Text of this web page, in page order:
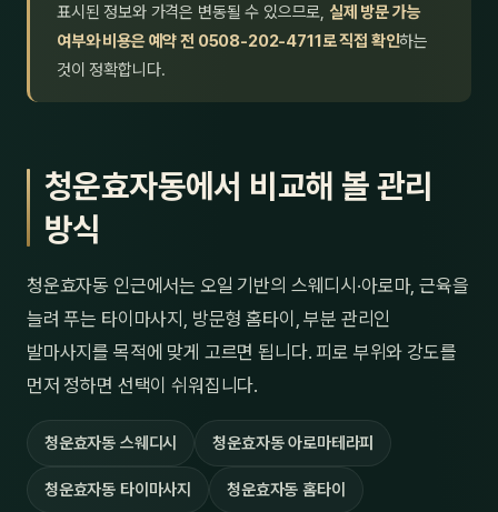
표시된 정보와 가격은 변동될 수 있으므로, 실제 방문 가능
여부와 비용은 예약 전 0508-202-4711로 직접 확인하는
것이 정확합니다.
청운효자동에서 비교해 볼 관리
방식
청운효자동 인근에서는 오일 기반의 스웨디시·아로마, 근육을
늘려 푸는 타이마사지, 방문형 홈타이, 부분 관리인
발마사지를 목적에 맞게 고르면 됩니다. 피로 부위와 강도를
먼저 정하면 선택이 쉬워집니다.
청운효자동 스웨디시 청운효자동 아로마테라피
청운효자동 타이마사지 청운효자동 홈타이